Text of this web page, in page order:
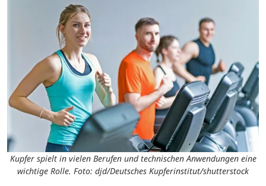
Kupfer spielt in vielen Berufen und technischen Anwendungen eine
wichtige Rolle. Foto: djd/Deutsches Kupferinstitut/shutterstock